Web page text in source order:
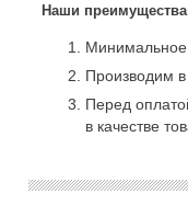
Наши
Минимальное
Производим
Перед
в качестве